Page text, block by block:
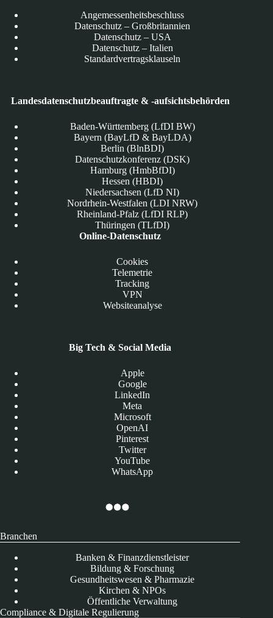
Angemessenheitsbeschluss
Datenschutz – Großbritannien
Datenschutz – USA
Datenschutz – Italien
Standardvertragsklauseln
Landesdatenschutzbeauftragte & -aufsichtsbehörden
Baden-Württemberg (LfDI BW)
Bayern (BayLfD & BayLDA)
Berlin (BlnBDI)
Datenschutzkonferenz (DSK)
Hamburg (HmbBfDI)
Hessen (HBDI)
Niedersachsen (LfD NI)
Nordrhein-Westfalen (LDI NRW)
Rheinland-Pfalz (LfDI RLP)
Thüringen (TLfDI)
Online-Datenschutz
Cookies
Telemetrie
Tracking
VPN
Websiteanalyse
Big Tech & Social Media
Apple
Google
LinkedIn
Meta
Microsoft
OpenAI
Pinterest
Twitter
YouTube
WhatsApp
Branchen
Banken & Finanzdienstleister
Bildung & Forschung
Gesundheitswesen & Pharmazie
Kirchen & NPOs
Öffentliche Verwaltung
Compliance & Digitale Regulierung